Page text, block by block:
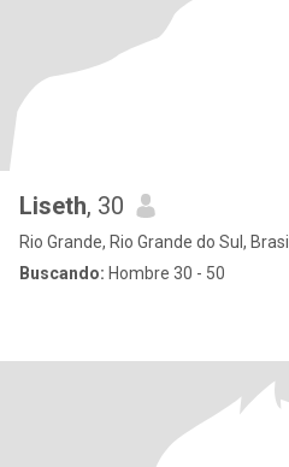
Liseth, 30
Rio Grande, Rio Grande do Sul, Brasil
Buscando: Hombre 30 - 50